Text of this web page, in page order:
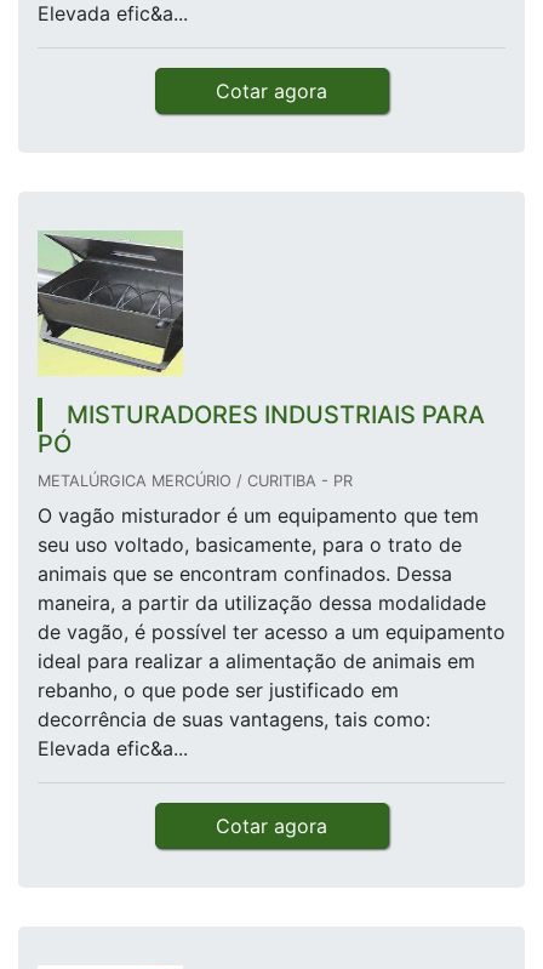
Elevada efic&a...
Cotar agora
MISTURADORES INDUSTRIAIS PARA
PÓ
METALÚRGICA MERCÚRIO / CURITIBA - PR
O vagão misturador é um equipamento que tem
seu uso voltado, basicamente, para o trato de
animais que se encontram confinados. Dessa
maneira, a partir da utilização dessa modalidade
de vagão, é possível ter acesso a um equipamento
ideal para realizar a alimentação de animais em
rebanho, o que pode ser justificado em
decorrência de suas vantagens, tais como:
Elevada efic&a...
Cotar agora